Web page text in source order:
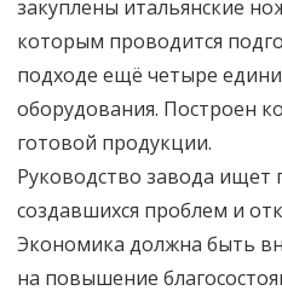
закуплены итальянские
которым проводится
подходе ещё четыре
оборудования. Построен
готовой продукции.
Руководство завода ищет
создавшихся проблем и
Экономика должна быть
на повышение